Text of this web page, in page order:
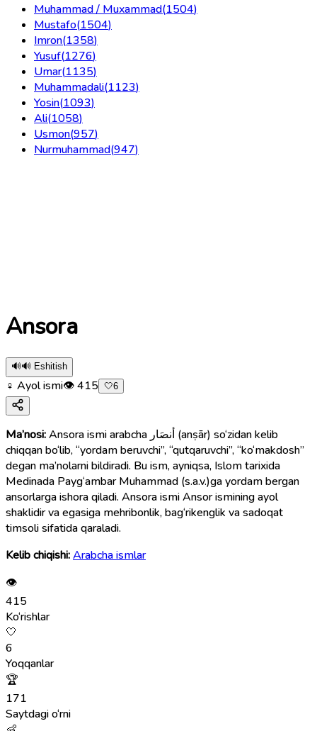
Muhammad / Muxammad(1504)
Mustafo(1504)
Imron(1358)
Yusuf(1276)
Umar(1135)
Muhammadali(1123)
Yosin(1093)
Ali(1058)
Usmon(957)
Nurmuhammad(947)
Ansora
🔊🔊 Eshitish
♀ Ayol ismi👁415 🤍6
Ma’nosi:Ansora ismi arabcha أنصَار (anṣār) so‘zidan kelib
chiqqan bo‘lib, “yordam beruvchi”, “qutqaruvchi”, “ko‘makdosh”
degan ma’nolarni bildiradi. Bu ism, ayniqsa, Islom tarixida
Medinada Payg‘ambar Muhammad (s.a.v.)ga yordam bergan
ansorlarga ishora qiladi. Ansora ismi Ansor ismining ayol
shaklidir va egasiga mehribonlik, bag‘rikenglik va sadoqat
timsoli sifatida qaraladi.
Kelib chiqishi:Arabcha ismlar
👁
415
Ko‘rishlar
🤍
6
Yoqqanlar
🏆
171
Saytdagi o‘rni